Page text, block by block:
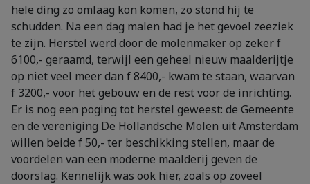
hele ding zo omlaag kon komen, zo stond hij te
schudden. Na een dag malen had je het gevoel zeeziek
te zijn. Herstel werd door de molenmaker op zeker f
6100,- geraamd, terwijl een geheel nieuw maalderijtje
op niet veel meer dan f 8400,- kwam te staan, waarvan
f 3200,- voor het gebouw en de rest voor de inrichting.
Er is nog een poging tot herstel geweest: de Gemeente
en de vereniging De Hollandsche Molen uit Amsterdam
willen beide f 50,- ter beschikking stellen, maar de
voordelen van een moderne maalderij geven de
doorslag. Kennelijk was ook hier, zoals op zoveel